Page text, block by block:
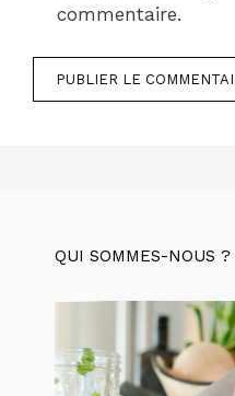
commentaire.
QUI SOMMES-NOUS ?